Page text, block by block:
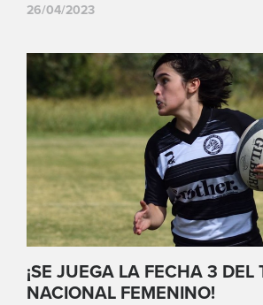
26/04/2023
¡SE JUEGA LA FECHA 3 DEL
NACIONAL FEMENINO!